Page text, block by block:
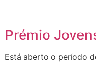
Prémio
Está aberto o período